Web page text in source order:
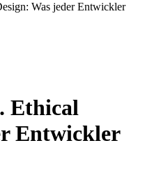
Was jeder Entwickler
Ethical
Entwickler